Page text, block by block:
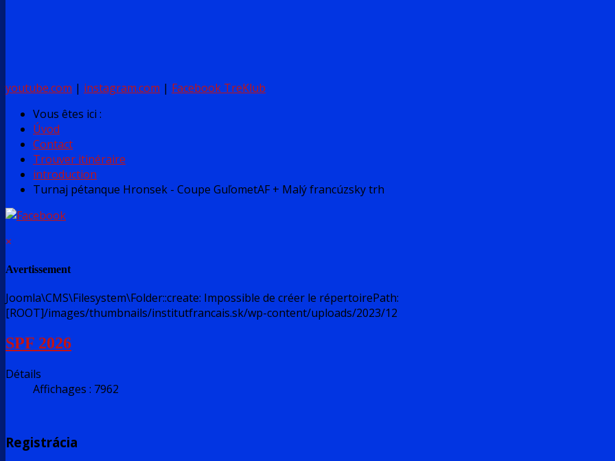
youtube.com | instagram.com | Facebook TreKlub
Vous êtes ici :
Úvod
Contact
Trouver itinéraire
introduction
Turnaj pétanque Hronsek - Coupe GuľometAF + Malý francúzsky trh
×
Avertissement
Joomla\CMS\Filesystem\Folder::create: Impossible de créer le répertoirePath:
[ROOT]/images/thumbnails/institutfrancais.sk/wp-content/uploads/2023/12
SPF 2026
Détails
Affichages : 7962
Registrácia